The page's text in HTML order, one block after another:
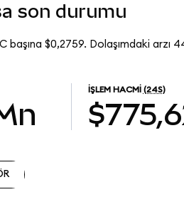
son durumu
başına $0,2759. Dolaşımdaki
İŞLEM HACMI (24S)